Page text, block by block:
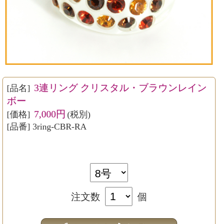
[品名] 3連リング クリスタル・ブラウンレイン
ボー
[価格] 7,000円 (税別)
[品番] 3ring-CBR-RA
注文数 個